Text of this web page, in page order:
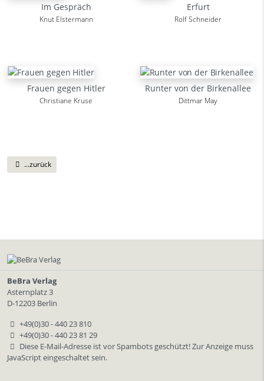
Im Gespräch
Knut Elstermann
Erfurt
Rolf Schneider
Frauen gegen Hitler
Christiane Kruse
Runter von der Birkenallee
Dittmar May
...zurück
BeBra Verlag
Asternplatz 3
D-12203 Berlin
+49(0)30 - 440 23 810
+49(0)30 - 440 23 81 29
Diese E-Mail-Adresse ist vor Spambots geschützt! Zur Anzeige muss
JavaScript eingeschaltet sein.